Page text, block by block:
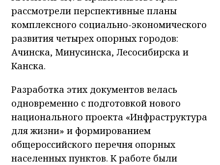
рассмотрели перспективные планы
комплексного социально-экономического
развития четырех опорных городов:
Ачинска, Минусинска, Лесосибирска и
Канска.
Разработка этих документов велась
одновременно с подготовкой нового
национального проекта «Инфраструктура
для жизни» и формированием
общероссийского перечня опорных
населенных пунктов. К работе были